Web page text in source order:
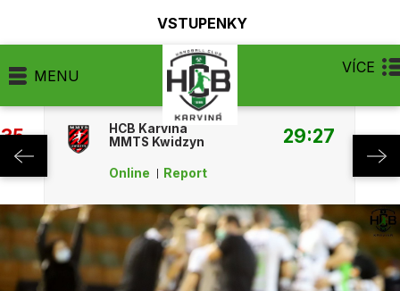
VSTUPENKY
MENU VÍCE
HCB Karviná
MMTS Kwidzyn
29:27
Online Report